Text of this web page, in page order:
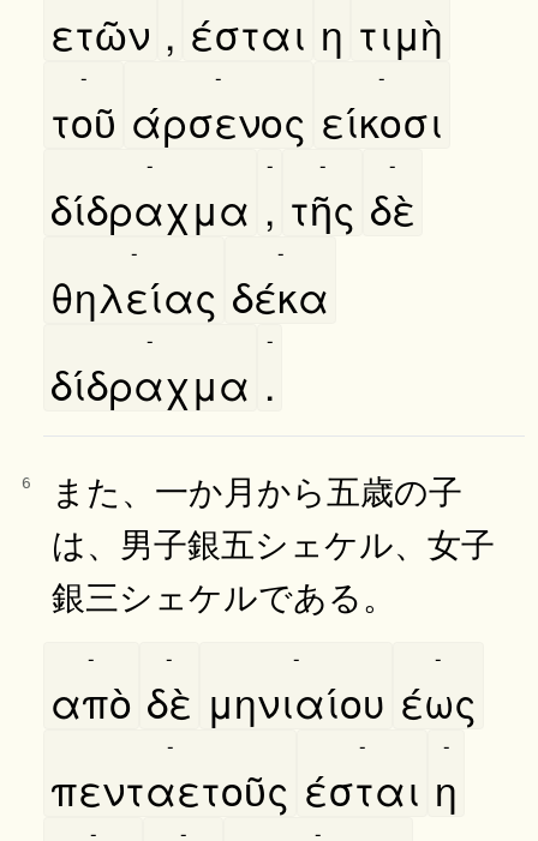
ετῶν , έσται η τιμὴ
τοῦ
-
άρσενος
-
είκοσι
-
δίδραχμα
-
,
-
τῆς
-
δὲ
-
θηλείας
-
δέκα
-
δίδραχμα
-
.
-
6
また、一か月から五歳の子
は、男子銀五シェケル、女子
銀三シェケルである。
απὸ
-
δὲ
-
μηνιαίου
-
έως
-
πενταετοῦς
-
έσται
-
η
-
- - -